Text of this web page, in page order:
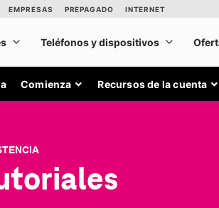
Comienza Recursos de la cuenta